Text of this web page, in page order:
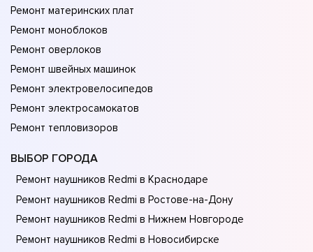
Ремонт материнских плат
Ремонт моноблоков
Ремонт оверлоков
Ремонт швейных машинок
Ремонт электровелосипедов
Ремонт электросамокатов
Ремонт тепловизоров
ВЫБОР ГОРОДА
Ремонт наушников Redmi в Краснодаре
Ремонт наушников Redmi в Ростове-на-Донy
Ремонт наушников Redmi в Нижнем Новгороде
Ремонт наушников Redmi в Новосибирске